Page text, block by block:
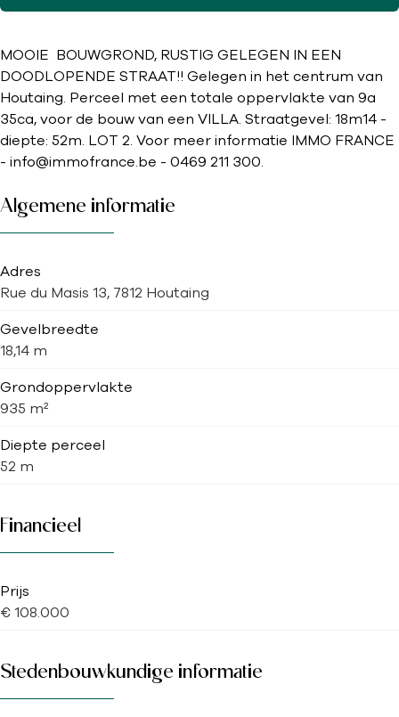
MOOIE BOUWGROND, RUSTIG GELEGEN IN EEN
DOODLOPENDE STRAAT!! Gelegen in het centrum van
Houtaing. Perceel met een totale oppervlakte van 9a
35ca, voor de bouw van een VILLA. Straatgevel: 18m14 -
diepte: 52m. LOT 2. Voor meer informatie IMMO FRANCE
- info@immofrance.be - 0469 211 300.
Algemene informatie
Adres
Rue du Masis 13, 7812 Houtaing
Gevelbreedte
18,14 m
Grondoppervlakte
935 m²
Diepte perceel
52 m
Financieel
Prijs
€ 108.000
Stedenbouwkundige informatie